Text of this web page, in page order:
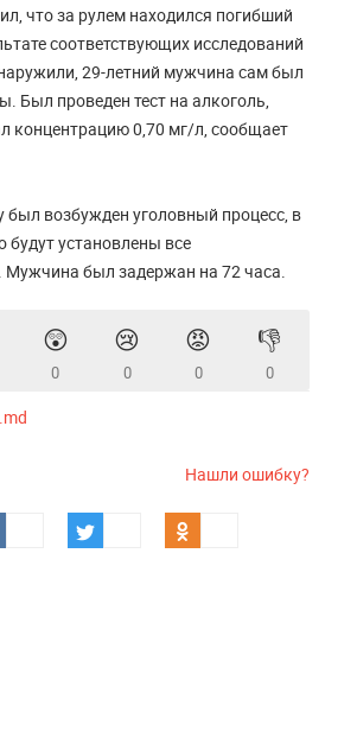
что за рулем находился погибший
соответствующих исследований
29-летний мужчина сам был
Был проведен тест на алкоголь,
концентрацию 0,70 мг/л, сообщает
был возбужден уголовный процесс, в
будут установлены все
Мужчина был задержан на 72 часа.
😲
0
😢
0
😡
0
👎
0
Нашли ошибку?